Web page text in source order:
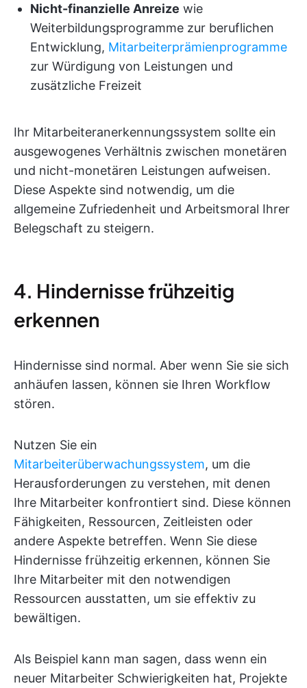
Nicht-finanzielle Anreize wie
Weiterbildungsprogramme zur beruflichen
Entwicklung, Mitarbeiterprämienprogramme
zur Würdigung von Leistungen und
zusätzliche Freizeit
Ihr Mitarbeiteranerkennungssystem sollte ein
ausgewogenes Verhältnis zwischen monetären
und nicht-monetären Leistungen aufweisen.
Diese Aspekte sind notwendig, um die
allgemeine Zufriedenheit und Arbeitsmoral Ihrer
Belegschaft zu steigern.
4. Hindernisse frühzeitig
erkennen
Hindernisse sind normal. Aber wenn Sie sie sich
anhäufen lassen, können sie Ihren Workflow
stören.
Nutzen Sie ein
Mitarbeiterüberwachungssystem, um die
Herausforderungen zu verstehen, mit denen
Ihre Mitarbeiter konfrontiert sind. Diese können
Fähigkeiten, Ressourcen, Zeitleisten oder
andere Aspekte betreffen. Wenn Sie diese
Hindernisse frühzeitig erkennen, können Sie
Ihre Mitarbeiter mit den notwendigen
Ressourcen ausstatten, um sie effektiv zu
bewältigen.
Als Beispiel kann man sagen, dass wenn ein
neuer Mitarbeiter Schwierigkeiten hat, Projekte